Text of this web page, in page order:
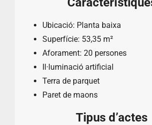
Ubicació: Planta baixa
Superfície: 53,35 m²
Aforament: 20 persones
Il·luminació artificial
Terra de parquet
Paret de maons
Tipus d’actes